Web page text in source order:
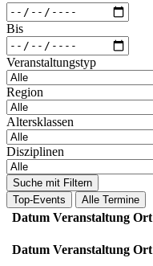
Bis
Veranstaltungstyp
Region
Altersklassen
Disziplinen
Suche mit Filtern
Top-Events
Alle Termine
Datum Veranstaltung Ort
Datum Veranstaltung Ort